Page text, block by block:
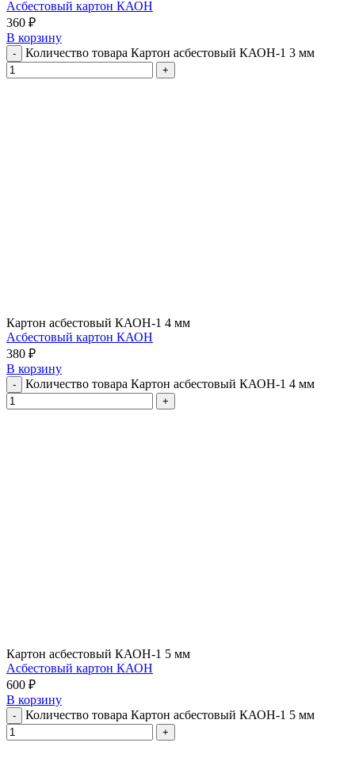
Асбестовый картон КАОН
360 ₽
В корзину
Количество товара Картон асбестовый КАОН-1 3 мм
Картон асбестовый КАОН-1 4 мм
Асбестовый картон КАОН
380 ₽
В корзину
Количество товара Картон асбестовый КАОН-1 4 мм
Картон асбестовый КАОН-1 5 мм
Асбестовый картон КАОН
600 ₽
В корзину
Количество товара Картон асбестовый КАОН-1 5 мм